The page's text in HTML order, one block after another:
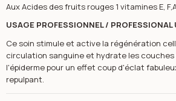
Aux Acides des fruits rouges 1 vitamines E,
USAGE PROFESSIONNEL / PROFESSIONAL
Ce soin stimule et active la régénération
circulation sanguine et hydrate les couches
l'épiderme pour un effet coup d'éclat
repulpant.